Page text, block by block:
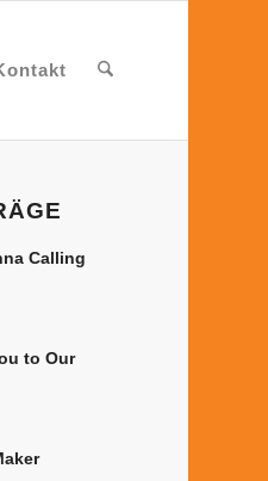
Calling
to Our